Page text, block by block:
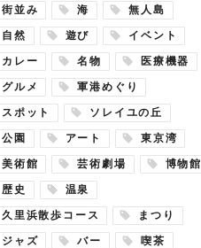
街並み 海 無人島
自然 遊び イベント
カレー 名物 医療機器
グルメ 軍港めぐり
スポット ソレイユの丘
公園 アート 東京湾
美術館 芸術劇場 博物館
歴史 温泉
久里浜散歩コース まつり
ジャズ バー 喫茶